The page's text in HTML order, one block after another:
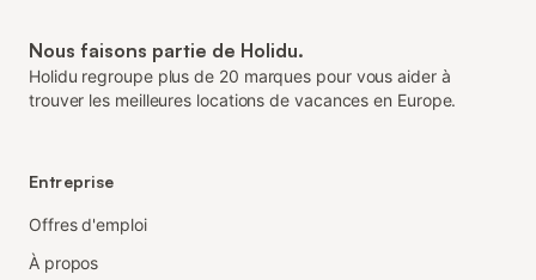
Nous faisons partie de Holidu.
Holidu regroupe plus de 20 marques pour vous aider à
trouver les meilleures locations de vacances en Europe.
Entreprise
Offres d'emploi
À propos